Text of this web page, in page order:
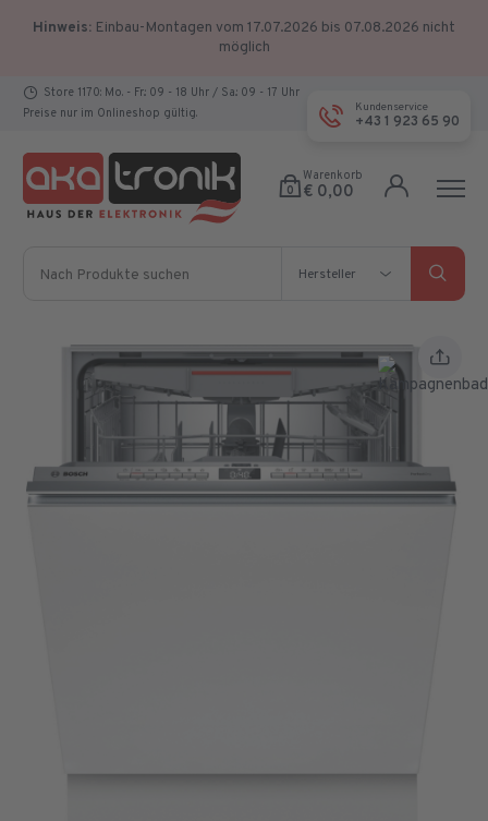
Hinweis: Einbau-Montagen vom 17.07.2026 bis 07.08.2026 nicht
möglich
Store 1170: Mo. - Fr.: 09 - 18 Uhr / Sa.: 09 - 17 Uhr
Preise nur im Onlineshop gültig.
Kundenservice
+43 1 923 65 90
0
Warenkorb
€ 0,00
Hersteller